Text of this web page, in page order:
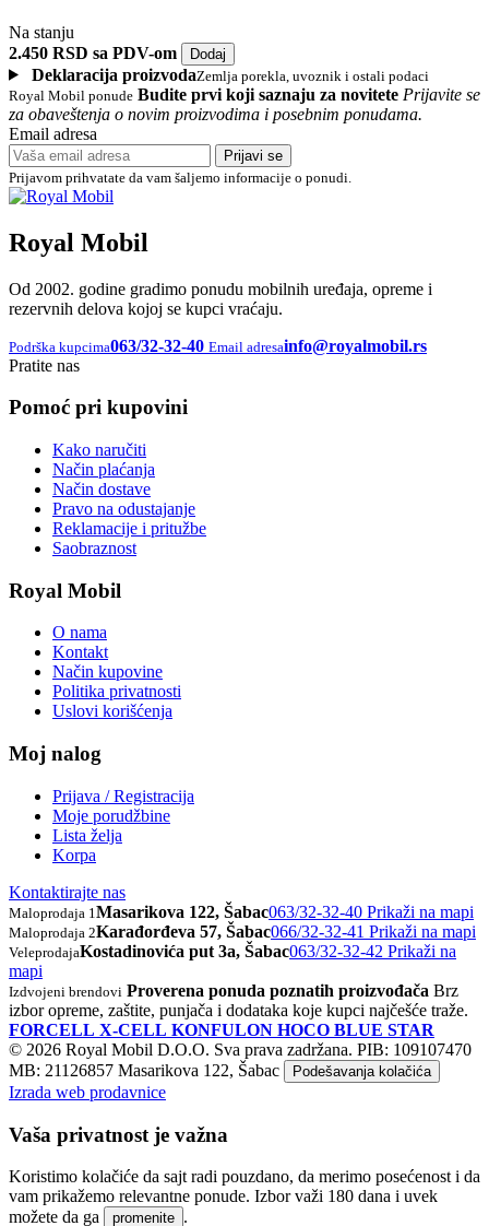
Na stanju
2.450 RSD sa PDV-om
Dodaj
Deklaracija proizvodaZemlja porekla, uvoznik i ostali podaci
Royal Mobil ponude Budite prvi koji saznaju za novitete Prijavite se
za obaveštenja o novim proizvodima i posebnim ponudama.
Email adresa
Prijavi se
Prijavom prihvatate da vam šaljemo informacije o ponudi.
Royal Mobil
Od 2002. godine gradimo ponudu mobilnih uređaja, opreme i
rezervnih delova kojoj se kupci vraćaju.
Podrška kupcima063/32-32-40 Email adresainfo@royalmobil.rs
Pratite nas
Pomoć pri kupovini
Kako naručiti
Način plaćanja
Način dostave
Pravo na odustajanje
Reklamacije i pritužbe
Saobraznost
Royal Mobil
O nama
Kontakt
Način kupovine
Politika privatnosti
Uslovi korišćenja
Moj nalog
Prijava / Registracija
Moje porudžbine
Lista želja
Korpa
Kontaktirajte nas
Maloprodaja 1 Masarikova 122, Šabac063/32-32-40 Prikaži na mapi
Maloprodaja 2Karađorđeva 57, Šabac066/32-32-41 Prikaži na mapi
VeleprodajaKostadinovića put 3a, Šabac063/32-32-42 Prikaži na
mapi
Izdvojeni brendovi Proverena ponuda poznatih proizvođača Brz
izbor opreme, zaštite, punjača i dodataka koje kupci najčešće traže.
FORCELL X-CELL KONFULON HOCO BLUE STAR
© 2026 Royal Mobil D.O.O. Sva prava zadržana. PIB: 109107470
MB: 21126857 Masarikova 122, Šabac Podešavanja kolačića
Izrada web prodavnice
Vaša privatnost je važna
Koristimo kolačiće da sajt radi pouzdano, da merimo posećenost i da
vam prikažemo relevantne ponude. Izbor važi 180 dana i uvek
možete da ga
promenite .